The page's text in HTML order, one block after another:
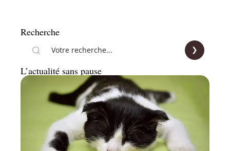
Recherche
L’actualité sans pause